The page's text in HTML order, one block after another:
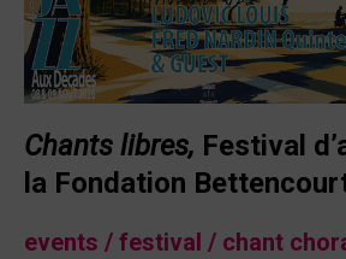
Chants libres, Festival
la Fondation
events / festival / chant